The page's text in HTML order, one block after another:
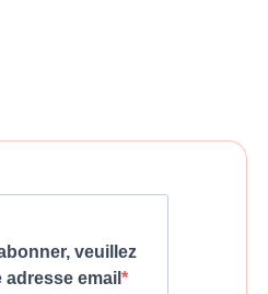
veuillez
email